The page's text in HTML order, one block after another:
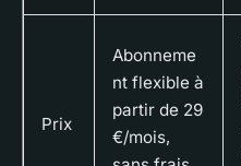
Prix
Abonneme
nt flexible à
partir de 29
€/mois,